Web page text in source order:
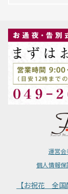
運営会
個人情報
【お祝花 全国